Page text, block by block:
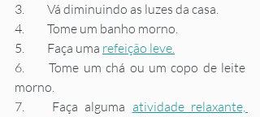
3.	Vá diminuindo as luzes da casa.
4.	Tome um banho morno.
5.	Faça uma refeição leve.
6.	Tome um chá ou um copo de leite
morno.
7.	Faça alguma atividade relaxante,